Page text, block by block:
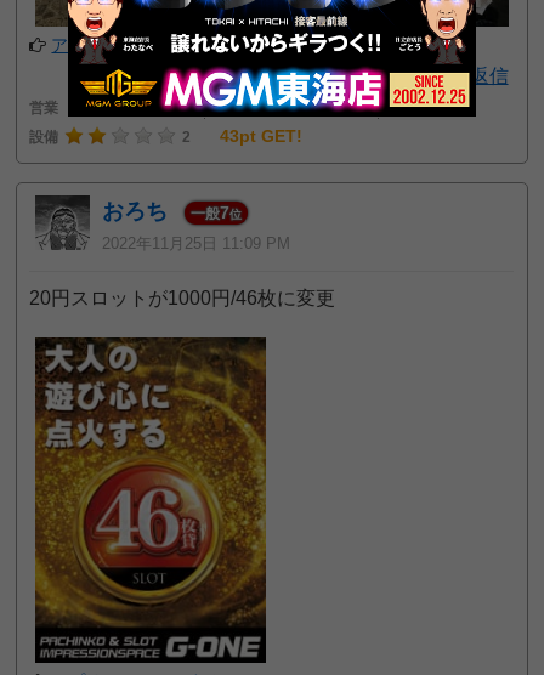
アプリでフォローする
返信
営業 2 接客
3
設備
2 43pt GET!
おろち 一般7位
2022年11月25日 11:09 PM
20円スロットが1000円/46枚に変更